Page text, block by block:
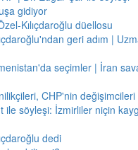
gidiyor
Kılıçdaroğlu düellosu
geri adım |
seçimler | İran
CHP'nin değişimcileri
ile söyleşi: İzmirliler niçin
dedi